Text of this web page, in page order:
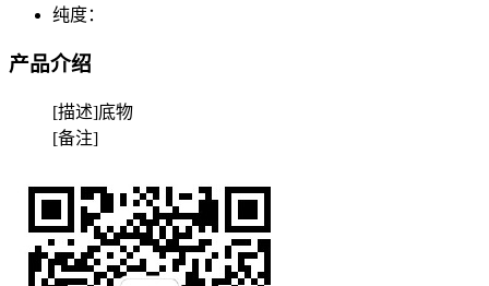
纯度：
产品介绍
[描述]底物
[备注]